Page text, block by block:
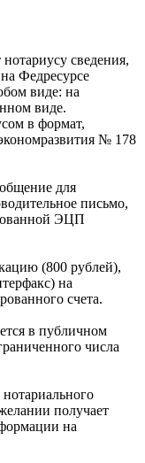
сведения,
Федресурсе
виде: на
виде.
в формат,
№ 178
для
письмо,
ЭЦП
(800 рублей),
на
счета.
в публичном
числа
получает
на